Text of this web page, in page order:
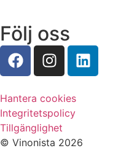
Följ oss
Hantera cookies
Integritetspolicy
Tillgänglighet
© Vinonista 2026